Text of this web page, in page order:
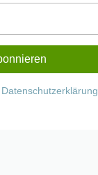
Datenschutzerklärung